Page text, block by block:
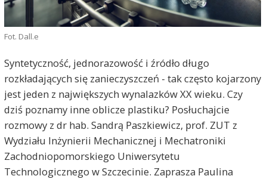
Fot. Dall.e
Syntetyczność, jednorazowość i źródło długo
rozkładających się zanieczyszczeń - tak często kojarzony
jest jeden z największych wynalazków XX wieku. Czy
dziś poznamy inne oblicze plastiku? Posłuchajcie
rozmowy z dr hab. Sandrą Paszkiewicz, prof. ZUT z
Wydziału Inżynierii Mechanicznej i Mechatroniki
Zachodniopomorskiego Uniwersytetu
Technologicznego w Szczecinie. Zaprasza Paulina